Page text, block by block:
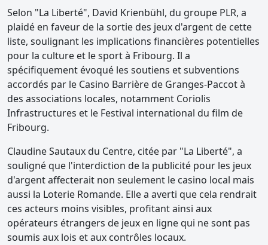
Selon "La Liberté", David Krienbühl, du groupe PLR, a
plaidé en faveur de la sortie des jeux d'argent de cette
liste, soulignant les implications financières potentielles
pour la culture et le sport à Fribourg. Il a
spécifiquement évoqué les soutiens et subventions
accordés par le Casino Barrière de Granges-Paccot à
des associations locales, notamment Coriolis
Infrastructures et le Festival international du film de
Fribourg.
Claudine Sautaux du Centre, citée par "La Liberté", a
souligné que l'interdiction de la publicité pour les jeux
d'argent affecterait non seulement le casino local mais
aussi la Loterie Romande. Elle a averti que cela rendrait
ces acteurs moins visibles, profitant ainsi aux
opérateurs étrangers de jeux en ligne qui ne sont pas
soumis aux lois et aux contrôles locaux.